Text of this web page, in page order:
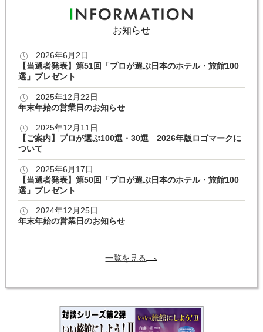
お知らせ
2026年6月2日
【当選者発表】第51回「プロが選ぶ日本のホテル・旅館100
選」プレゼント
2025年12月22日
年末年始の営業日のお知らせ
2025年12月11日
【ご案内】プロが選ぶ100選・30選 2026年版ロゴマークに
ついて
2025年6月17日
【当選者発表】第50回「プロが選ぶ日本のホテル・旅館100
選」プレゼント
2024年12月25日
年末年始の営業日のお知らせ
一覧を見る